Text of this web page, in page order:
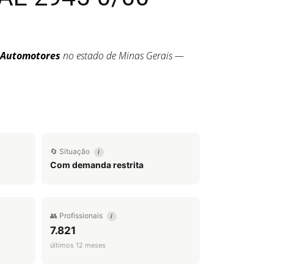
no estado de Minas Gerais —
🔄 Situação i
Com demanda restrita
👥 Profissionais i
7.821
últimos 12 meses